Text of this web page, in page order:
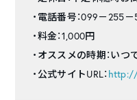
・電話番号：099－255
・料金：1,000円
・オススメの時期：いつ
・公式サイトURL： http://